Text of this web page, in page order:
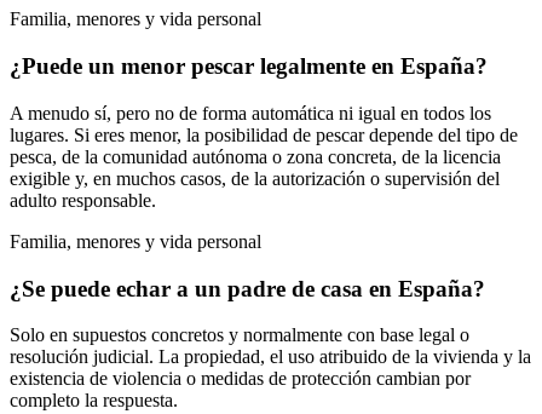
Familia, menores y vida personal
¿Puede un menor pescar legalmente en España?
A menudo sí, pero no de forma automática ni igual en todos los
lugares. Si eres menor, la posibilidad de pescar depende del tipo de
pesca, de la comunidad autónoma o zona concreta, de la licencia
exigible y, en muchos casos, de la autorización o supervisión del
adulto responsable.
Familia, menores y vida personal
¿Se puede echar a un padre de casa en España?
Solo en supuestos concretos y normalmente con base legal o
resolución judicial. La propiedad, el uso atribuido de la vivienda y la
existencia de violencia o medidas de protección cambian por
completo la respuesta.